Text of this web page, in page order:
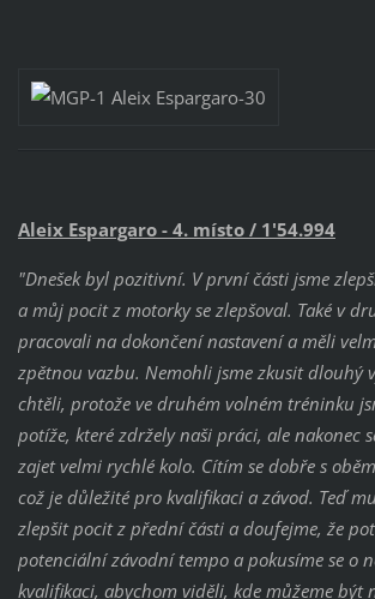
Aleix Espargaro - 4. místo / 1'54.994
"Dnešek byl pozitivní. V první části jsme
a můj pocit z motorky se zlepšoval. Také v
pracovali na dokončení nastavení a měli
zpětnou vazbu. Nemohli jsme zkusit dlouhý
chtěli, protože ve druhém volném tréninku
potíže, které zdržely naši práci, ale nakonec
zajet velmi rychlé kolo. Cítím se dobře s
což je důležité pro kvalifikaci a závod. Teď
zlepšit pocit z přední části a doufejme, že
potenciální závodní tempo a pokusíme se o
kvalifikaci, abychom viděli, kde můžeme být